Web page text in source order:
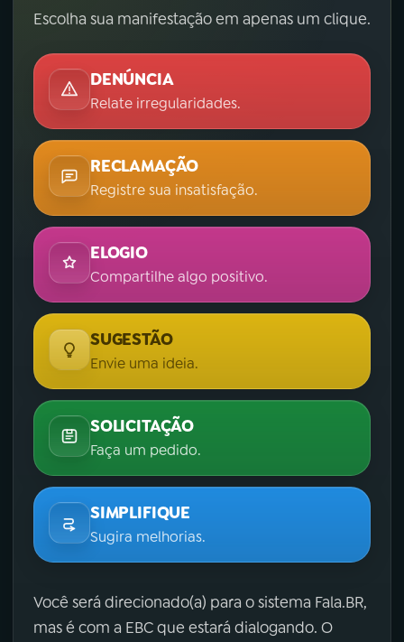
Escolha sua manifestação em apenas um clique.
DENÚNCIA
Relate irregularidades.
RECLAMAÇÃO
Registre sua insatisfação.
ELOGIO
Compartilhe algo positivo.
SUGESTÃO
Envie uma ideia.
SOLICITAÇÃO
Faça um pedido.
SIMPLIFIQUE
Sugira melhorias.
Você será direcionado(a) para o sistema Fala.BR,
mas é com a EBC que estará dialogando. O